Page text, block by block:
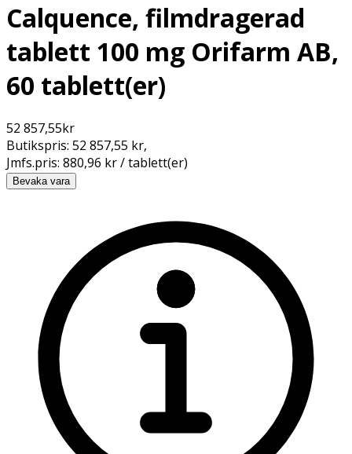
Calquence, filmdragerad
tablett 100 mg Orifarm AB,
60 tablett(er)
52 857,55kr
Butikspris: 52 857,55 kr,
Jmfs.pris: 880,96 kr / tablett(er)
Bevaka vara